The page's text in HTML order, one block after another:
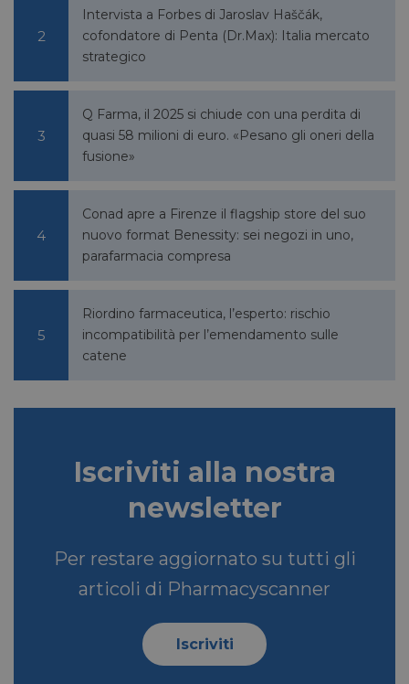
Intervista a Forbes di Jaroslav Haščák,
cofondatore di Penta (Dr.Max): Italia mercato
strategico
Q Farma, il 2025 si chiude con una perdita di
quasi 58 milioni di euro. «Pesano gli oneri della
fusione»
Conad apre a Firenze il flagship store del suo
nuovo format Benessity: sei negozi in uno,
parafarmacia compresa
Riordino farmaceutica, l’esperto: rischio
incompatibilità per l’emendamento sulle
catene
Iscriviti alla nostra
newsletter
Per restare aggiornato su tutti gli
articoli di Pharmacyscanner
Iscriviti
VISITOR_PRIVACY_METADATA